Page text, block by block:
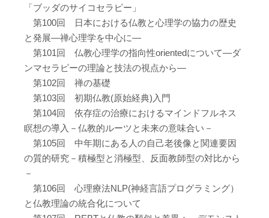
「ブッダのサイコセラピー」
第100回 日本における仏教と心理学の協力の歴史
と発展―禅心理学を中心に―
第101回 仏教心理学の指向性orientedについて―ダ
ンマセラピーの理論と技法の視点から―
第102回 禅の基礎
第103回 初期仏教(原始経典)入門
第104回 依存症の治療におけるマインドフルネス
瞑想の導入－仏教的ルーツと未来の意味合い－
第105回 中年期にある人の自己老後像と関連要因
の質的研究－積極型と消極型、反面教師型の対比から
－
第106回 心理療法NLP(神経言語プログラミング）
と仏教理論の統合化について